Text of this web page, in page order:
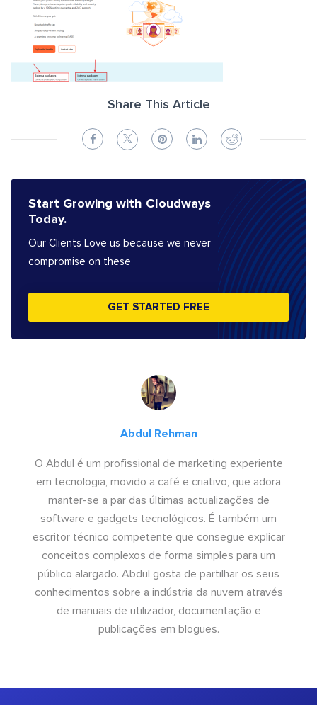
Share This Article
Start Growing with Cloudways
Today.
Our Clients Love us because we never
compromise on these
GET STARTED FREE
Abdul Rehman
O Abdul é um profissional de marketing experiente
em tecnologia, movido a café e criativo, que adora
manter-se a par das últimas actualizações de
software e gadgets tecnológicos. É também um
escritor técnico competente que consegue explicar
conceitos complexos de forma simples para um
público alargado. Abdul gosta de partilhar os seus
conhecimentos sobre a indústria da nuvem através
de manuais de utilizador, documentação e
publicações em blogues.